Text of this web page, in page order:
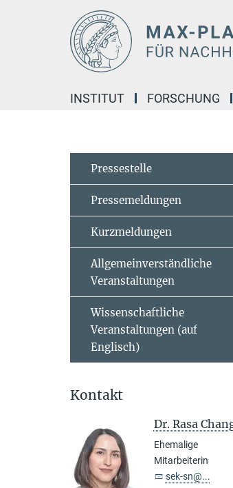
INSTITUT FORSCHUNG
Pressestelle
Pressemeldungen
Kurzmeldungen
Allgemeinverständliche
Veranstaltungen
Wissenschaftliche
Veranstaltungen (auf
Englisch)
Kontakt
Dr. Rasa
Ehemalige
Mitarbeiterin
sek-sn@...